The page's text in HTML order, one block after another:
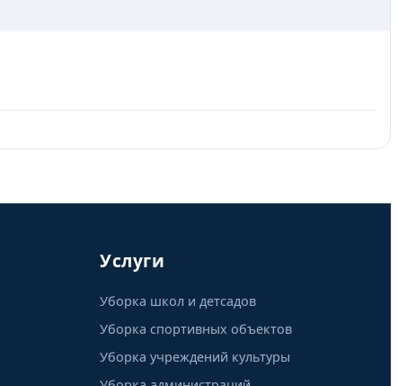
Услуги
Уборка школ и детсадов
Уборка спортивных объектов
Уборка учреждений культуры